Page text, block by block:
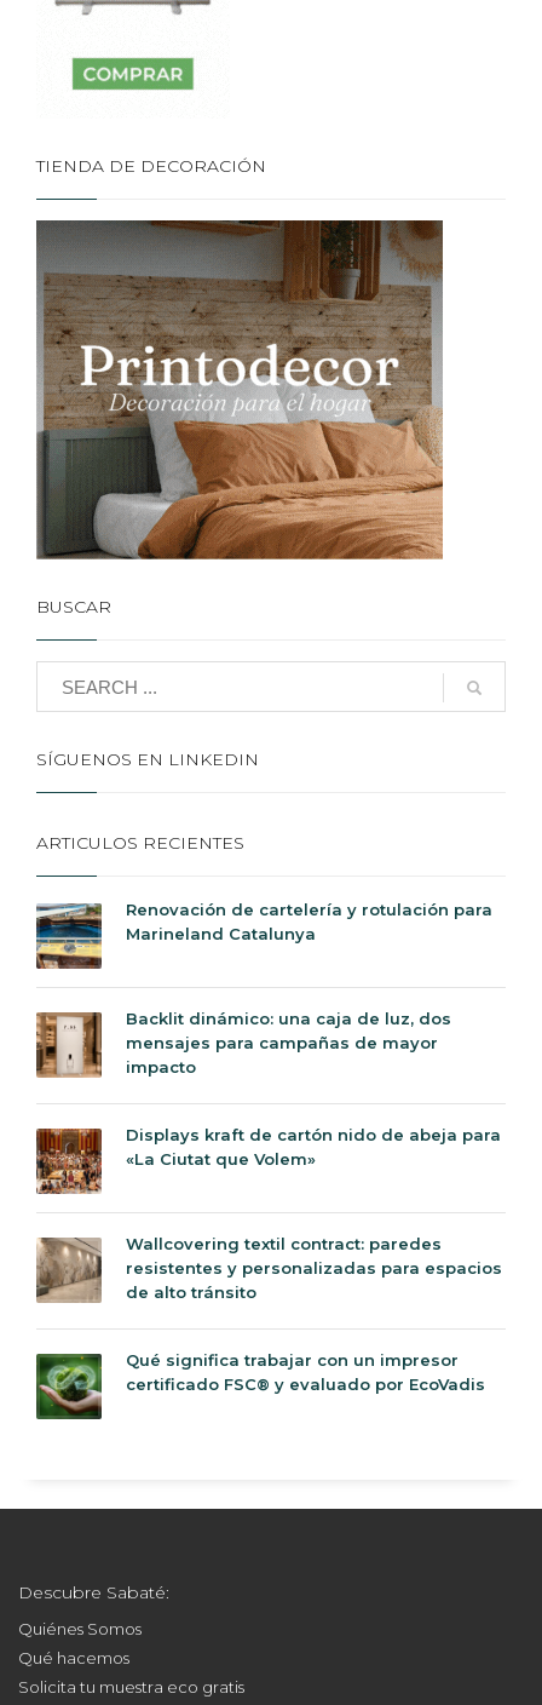
TIENDA DE DECORACIÓN
BUSCAR
SÍGUENOS EN LINKEDIN
ARTICULOS RECIENTES
Renovación de cartelería y rotulación para
Marineland Catalunya
Backlit dinámico: una caja de luz, dos
mensajes para campañas de mayor
impacto
Displays kraft de cartón nido de abeja para
«La Ciutat que Volem»
Wallcovering textil contract: paredes
resistentes y personalizadas para espacios
de alto tránsito
Qué significa trabajar con un impresor
certificado FSC® y evaluado por EcoVadis
Descubre Sabaté:
Quiénes Somos
Qué hacemos
Solicita tu muestra eco gratis